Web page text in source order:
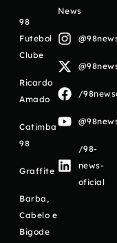
98
Futebol
Clube
Ricardo
Amado
Catimba
98
Graffite
Barba,
Cabelo e
Bigode
News
/
/98-
news-
oficial